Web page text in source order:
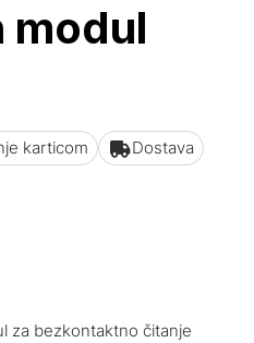
modul
karticom
Dostava
za bezkontaktno čitanje